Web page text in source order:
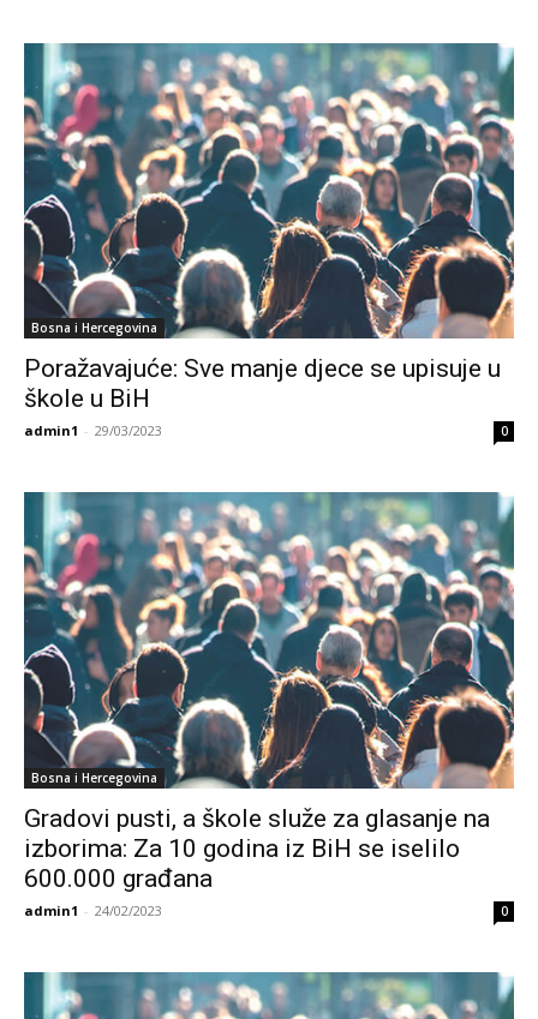
Bosna i Hercegovina
Poražavajuće: Sve manje djece se upisuje u
škole u BiH
admin1 - 29/03/2023 0
Bosna i Hercegovina
Gradovi pusti, a škole služe za glasanje na
izborima: Za 10 godina iz BiH se iselilo
600.000 građana
admin1 - 24/02/2023 0